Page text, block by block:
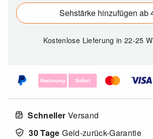
Sehstärke hinzufügen ab
Kostenlose Lieferungin 22-25
Schneller Versand
30 Tage Geld-zurück-Garantie